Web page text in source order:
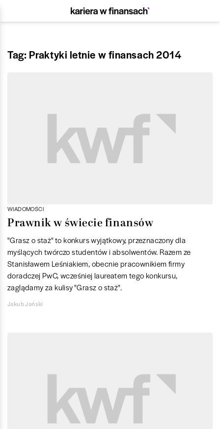
Tag: Praktyki letnie w finansach 2014
WIADOMOŚCI
Prawnik w świecie finansów
"Grasz o staż" to konkurs wyjątkowy, przeznaczony dla
myślących twórczo studentów i absolwentów. Razem ze
Stanisławem Leśniakiem, obecnie pracownikiem firmy
doradczej PwC, wcześniej laureatem tego konkursu,
zaglądamy za kulisy "Grasz o staż".
Jakub Jański